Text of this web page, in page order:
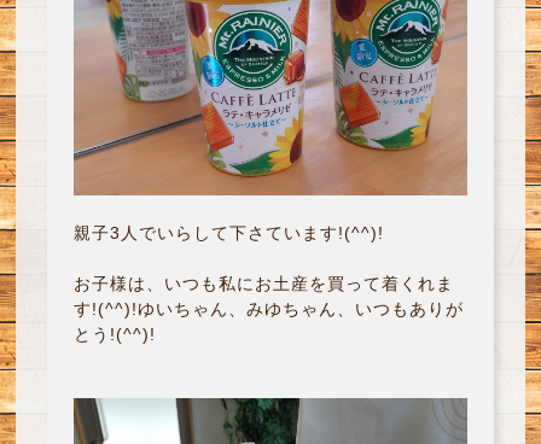
親子3人でいらして下さています!(^^)!
お子様は、いつも私にお土産を買って着くれま
す!(^^)!ゆいちゃん、みゆちゃん、いつもありが
とう!(^^)!